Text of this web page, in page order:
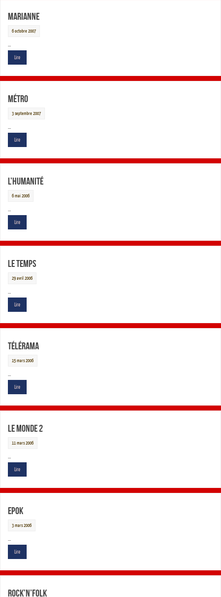
Marianne
6 octobre 2007
…
Lire
Métro
3 septembre 2007
…
Lire
L’Humanité
6 mai 2006
…
Lire
Le Temps
29 avril 2006
…
Lire
Télérama
15 mars 2006
…
Lire
Le Monde 2
11 mars 2006
…
Lire
Epok
3 mars 2006
…
Lire
Rock’n’Folk